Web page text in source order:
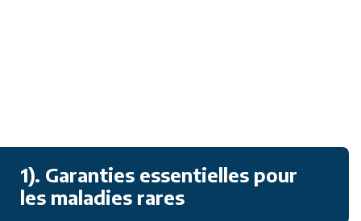
1). Garanties essentielles pour
les maladies rares